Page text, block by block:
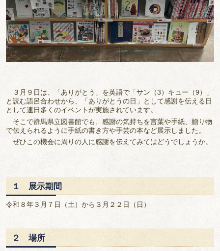
３月９日は、「ありがとう」を英語で「サン（3）キュー（9）」
と読む語呂合わせから、「ありがとうの日」として感謝を伝える日
として連日多くのイベントが実施されています。
そこで群馬県立図書館でも、感謝の気持ちを言葉や手紙、贈り物
で伝えられるように手紙の書き方や手芸の本など展示しました。
ぜひこの機会に周りの人に感謝を伝えてみてはどうでしょうか。
１ 展示期間
令和８年３月７日（土）から３月２２日（日）
２ 場所